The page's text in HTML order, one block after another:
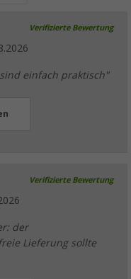
(32)
€
Verifizierte Bewertung
einfach praktisch"
Verifizierte Bewertung
der
Lieferung sollte